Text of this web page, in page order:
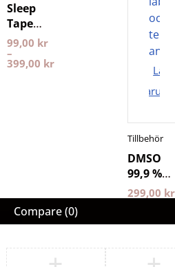
Sleep
Tape
Sensitive
Conscious
Breathing
99,00 kr
–
399,00 kr
Lägg i
Tillbehör
DMSO
99,9 %
100 ml
299,00 kr
Compare(0)